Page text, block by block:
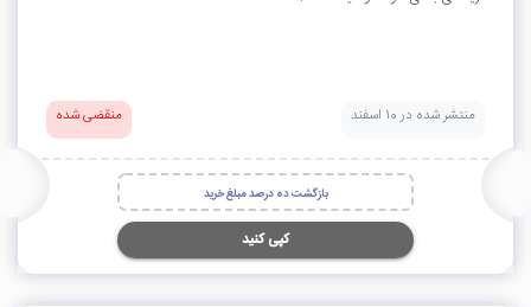
منتشر شده در 10 اسفند منقضی شده
بازگشت ده درصد مبلغ خرید
کپی کنید